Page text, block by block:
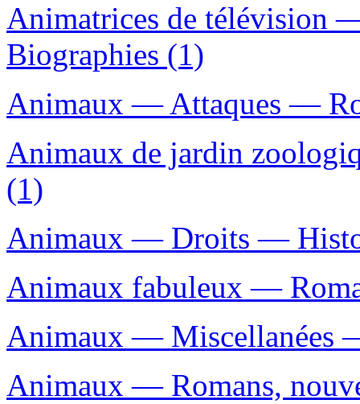
Animatrices de télévision
Biographies (1)
Animaux — Attaques —
Animaux de jardin
(1)
Animaux — Droits —
Animaux fabuleux —
Animaux — Miscellanées
Animaux — Romans,